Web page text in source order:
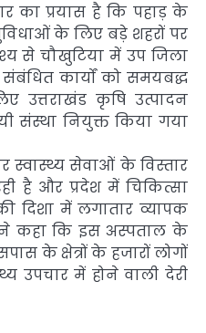
का प्रयास है कि पहाड़ के
के लिए बड़े शहरों पर
से चौखुटिया में उप जिला
कार्यों को समयबद्ध
कृषि उत्पादन
संस्था नियुक्त किया गया
स्वास्थ्य सेवाओं के विस्तार
है और प्रदेश में चिकित्सा
में लगातार व्यापक
कहा कि इस अस्पताल के
के क्षेत्रों के हजारों लोगों
उपचार में होने वाली देरी